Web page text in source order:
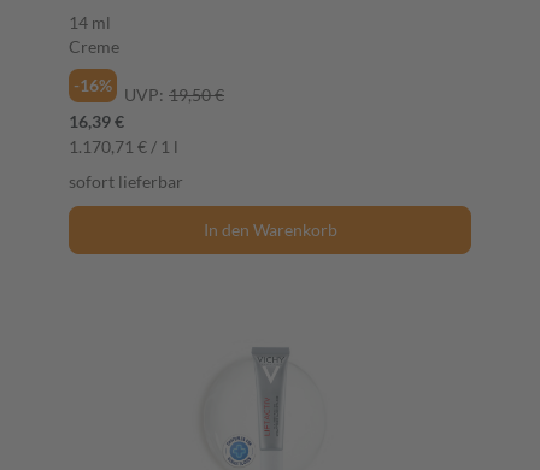
14 ml
Creme
-16%
UVP: 19,50 €
16,39 €
1.170,71 € / 1 l
sofort lieferbar
In den Warenkorb